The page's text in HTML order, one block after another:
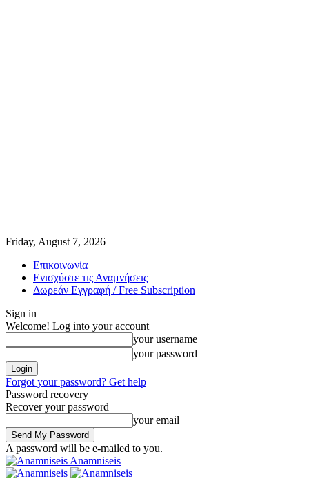
Friday, August 7, 2026
Επικοινωνία
Ενισχύστε τις Αναμνήσεις
Δωρεάν Εγγραφή / Free Subscription
Sign in
Welcome! Log into your account
your username
your password
Forgot your password? Get help
Password recovery
Recover your password
your email
A password will be e-mailed to you.
Anamniseis